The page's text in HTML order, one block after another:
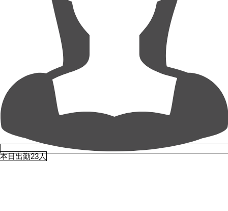
本日出勤23人